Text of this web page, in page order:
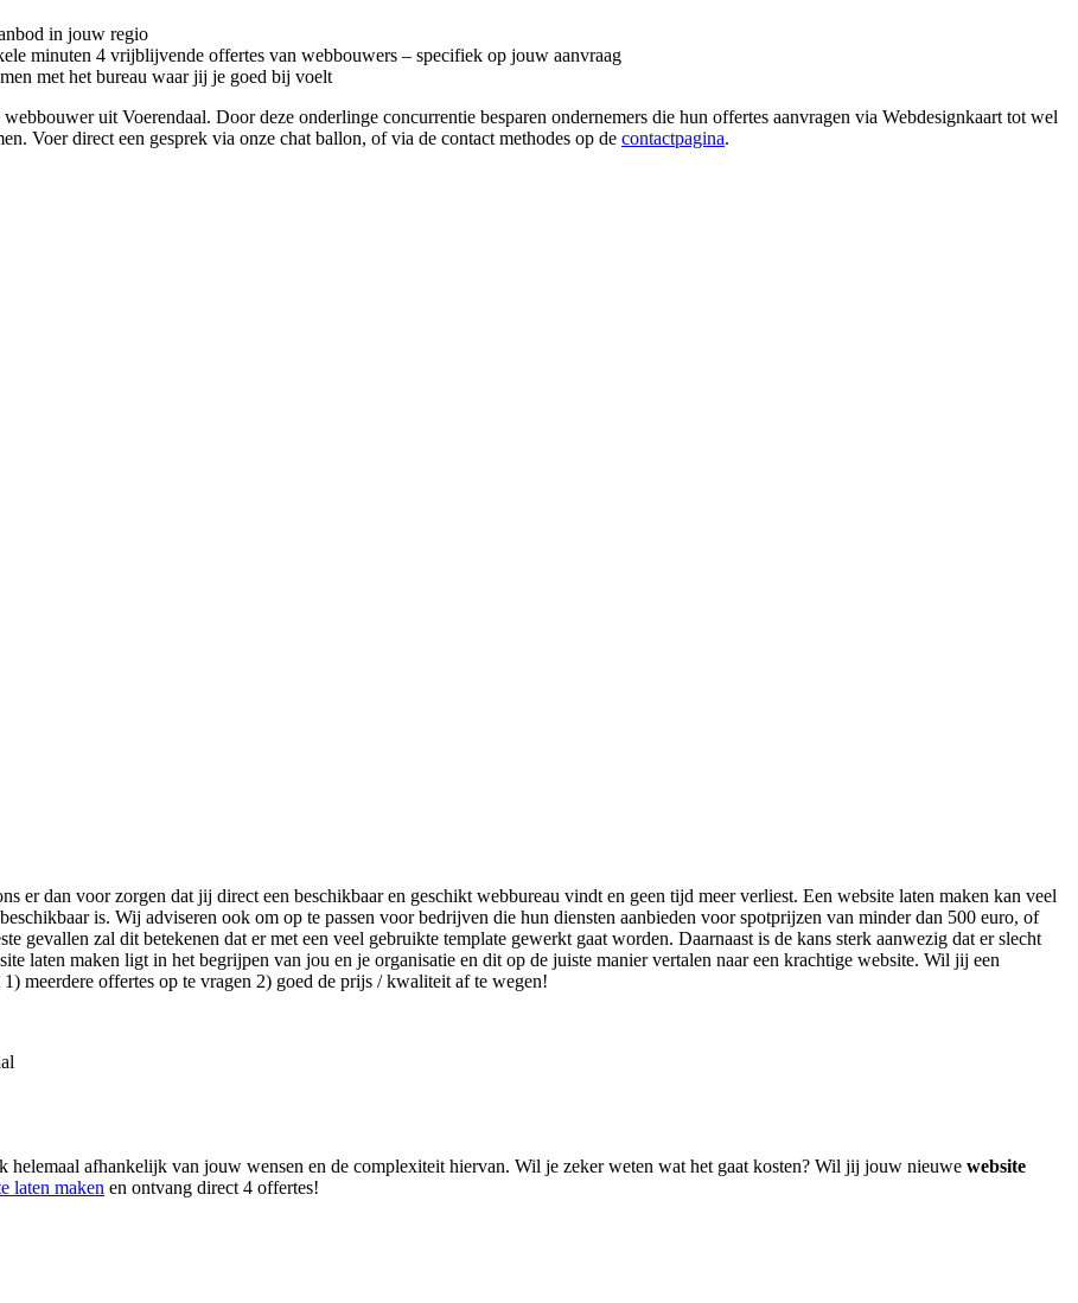
in jouw regio
minuten 4 vrijblijvende offertes van webbouwers – specifiek op jouw aanvraag
met het bureau waar jij je goed bij voelt
uit Voerendaal. Door deze onderlinge concurrentie besparen ondernemers die hun offertes aanvragen via Webdesignkaart tot wel
Voer direct een gesprek via onze chat ballon, of via de contact methodes op de contactpagina.
er dan voor zorgen dat jij direct een beschikbaar en geschikt webbureau vindt en geen tijd meer verliest. Een website laten maken kan veel
is. Wij adviseren ook om op te passen voor bedrijven die hun diensten aanbieden voor spotprijzen van minder dan 500 euro, of
gevallen zal dit betekenen dat er met een veel gebruikte template gewerkt gaat worden. Daarnaast is de kans sterk aanwezig dat er slecht
laten maken ligt in het begrijpen van jou en je organisatie en dit op de juiste manier vertalen naar een krachtige website. Wil jij een
meerdere offertes op te vragen 2) goed de prijs / kwaliteit af te wegen!
helemaal afhankelijk van jouw wensen en de complexiteit hiervan. Wil je zeker weten wat het gaat kosten? Wil jij jouw nieuwe website
laten maken en ontvang direct 4 offertes!